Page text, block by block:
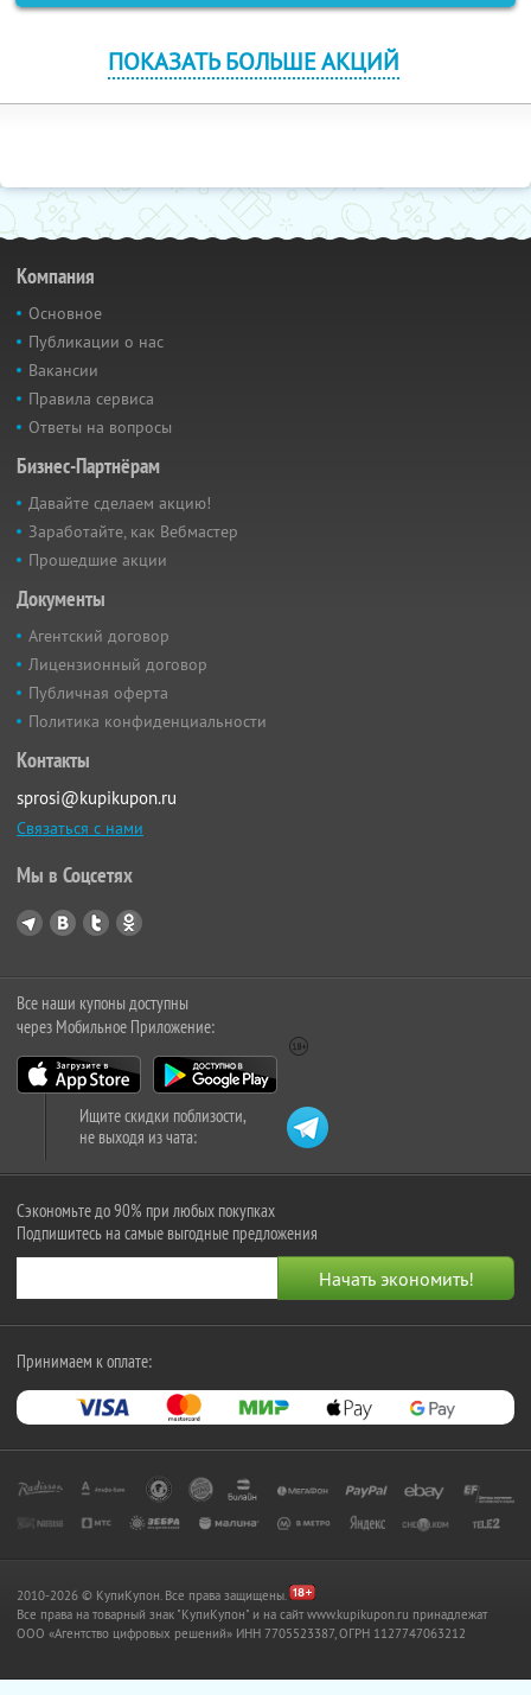
ПОКАЗАТЬ БОЛЬШЕ АКЦИЙ
Компания
Основное
Публикации о нас
Вакансии
Правила сервиса
Ответы на вопросы
Бизнес-Партнёрам
Давайте сделаем акцию!
Заработайте, как Вебмастер
Прошедшие акции
Документы
Агентский договор
Лицензионный договор
Публичная оферта
Политика конфиденциальности
Контакты
sprosi@kupikupon.ru
Связаться с нами
Мы в Соцсетях
Все наши купоны доступны
через Мобильное Приложение:
Ищите скидки поблизости,
не выходя из чата:
Сэкономьте до 90% при любых покупках
Подпишитесь на самые выгодные предложения
Принимаем к оплате:
2010-2026 © КупиКупон. Все права защищены.
Все права на товарный знак "КупиКупон" и на сайт www.kupikupon.ru принадлежат
OOO «Агентство цифровых решений» ИНН 7705523387, ОГРН 1127747063212